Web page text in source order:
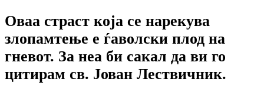
Оваа страст која се нарекува
злопамтење е ѓаволски плод на
гневот. За неа би сакал да ви го
цитирам св. Јован Лествичник.